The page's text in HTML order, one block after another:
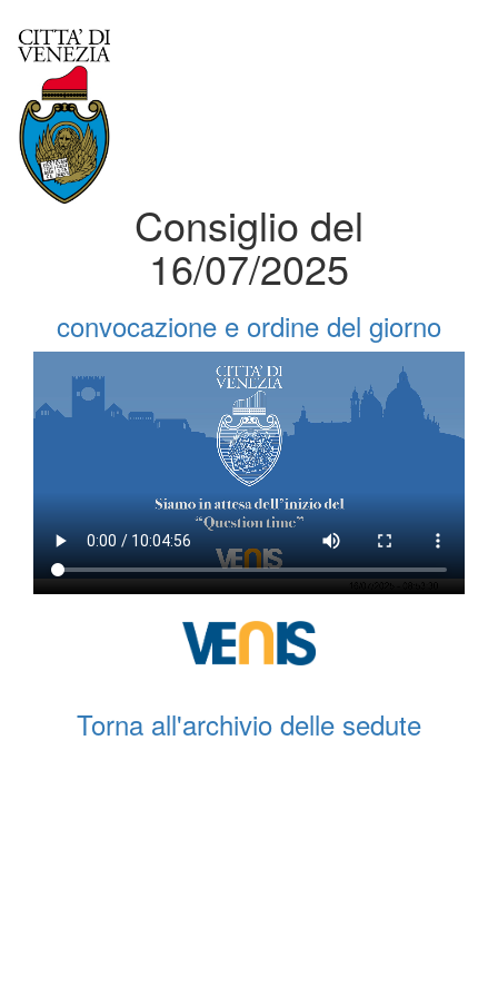
Consiglio del
16/07/2025
convocazione e ordine del giorno
Torna all'archivio delle sedute